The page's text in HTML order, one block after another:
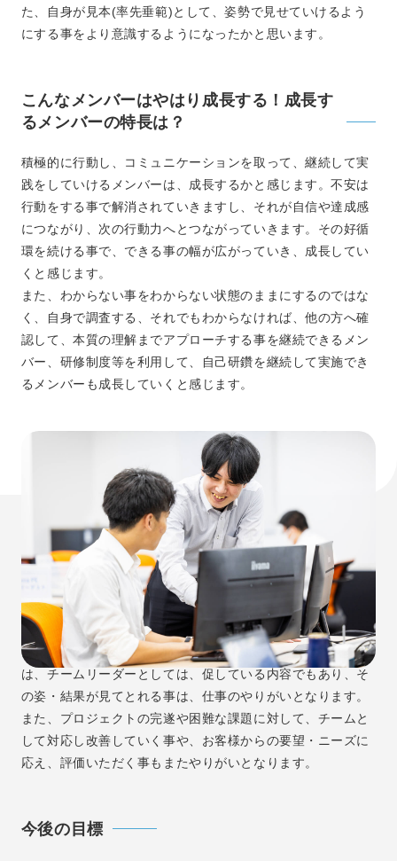
た、自身が見本(率先垂範)として、姿勢で見せていけるよう
にする事をより意識するようになったかと思います。
こんなメンバーはやはり成長する！ 成長す
るメンバーの特長は？
積極的に行動し、コミュニケーションを取って、継続して実
践をしていけるメンバーは、成長するかと感じます。不安は
行動をする事で解消されていきますし、それが自信や達成感
につながり、次の行動力へとつながっていきます。その好循
環を続ける事で、できる事の幅が広がっていき、成長してい
くと感じます。
また、わからない事をわからない状態のままにするのではな
く、自身で調査する、それでもわからなければ、他の方へ確
認して、本質の理解までアプローチする事を継続できるメン
バー、研修制度等を利用して、自己研鑽を継続して実施でき
るメンバーも成長していくと感じます。
仕事のやりがい
メンバーの成長(業務の独り立ち、資格取得、評価向上等)
は、チームリーダーとしては、促している内容でもあり、そ
の姿・結果が見てとれる事は、仕事のやりがいとなります。
また、プロジェクトの完遂や困難な課題に対して、チームと
して対応し改善していく事や、お客様からの要望・ニーズに
応え、評価いただく事もまたやりがいとなります。
今後の目標